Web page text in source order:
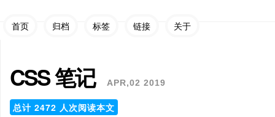
首页 归档 标签 链接 关于
CSS 笔记 APR,02 2019
总计 2472 人次阅读本文